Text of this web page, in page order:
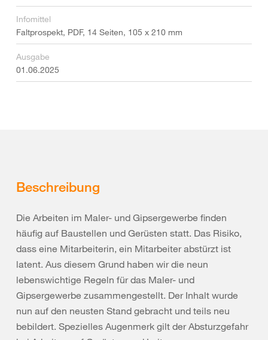
Infomittel
Faltprospekt, PDF, 14 Seiten, 105 x 210 mm
Ausgabe
01.06.2025
Beschreibung
Die Arbeiten im Maler- und Gipsergewerbe finden
häufig auf Baustellen und Gerüsten statt. Das Risiko,
dass eine Mitarbeiterin, ein Mitarbeiter abstürzt ist
latent. Aus diesem Grund haben wir die neun
lebenswichtige Regeln für das Maler- und
Gipsergewerbe zusammengestellt. Der Inhalt wurde
nun auf den neusten Stand gebracht und teils neu
bebildert. Spezielles Augenmerk gilt der Absturzgefahr